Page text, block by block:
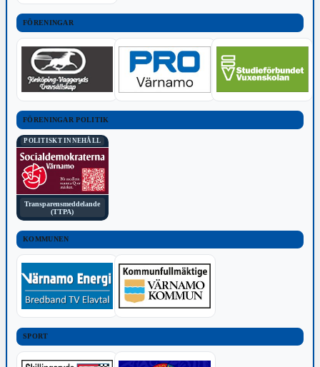
FÖRENINGAR
FÖRENINGAR POLITIK
POLITISKT INNEHÅLL
Transparensmeddelande
(TTPA)
KOMMUNEN
SPORT